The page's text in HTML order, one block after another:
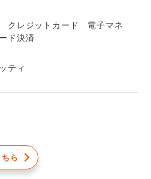
クレジットカード 電子マネ
ド決済
ティ
ら